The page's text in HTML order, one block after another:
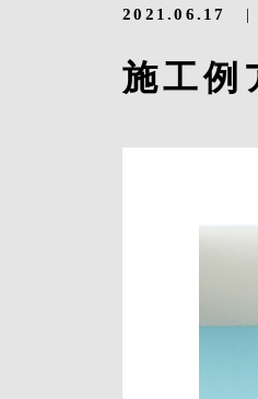
2021.06.17
施工例